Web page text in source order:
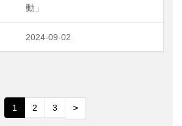
動」
2024-09-02
1 2 3 >